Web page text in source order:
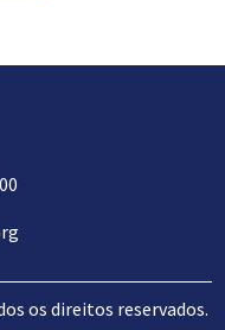
os direitos reservados.